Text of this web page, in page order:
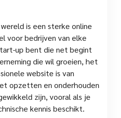
is een sterke online
voor bedrijven van elke
up bent die net begint
die wil groeien, het
website is van
opzetten en onderhouden
zijn, vooral als je
kennis beschikt.